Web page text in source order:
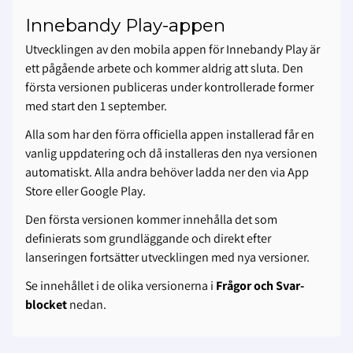
Innebandy Play-appen
Utvecklingen av den mobila appen för Innebandy Play är
ett pågående arbete och kommer aldrig att sluta. Den
första versionen publiceras under kontrollerade former
med start den 1 september.
Alla som har den förra officiella appen installerad får en
vanlig uppdatering och då installeras den nya versionen
automatiskt. Alla andra behöver ladda ner den via App
Store eller Google Play.
Den första versionen kommer innehålla det som
definierats som grundläggande och direkt efter
lanseringen fortsätter utvecklingen med nya versioner.
Se innehållet i de olika versionerna i Frågor och Svar-
blocketnedan.